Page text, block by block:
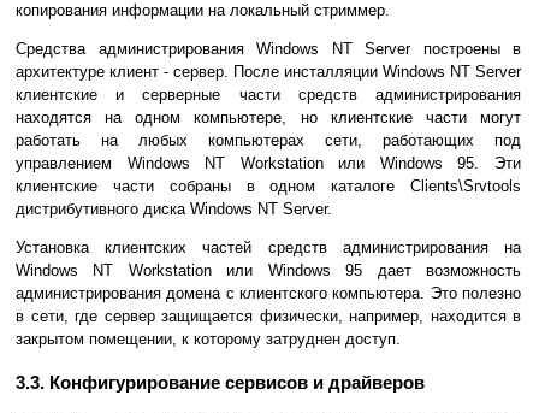
копирования информации на локальный стриммер.
Средства администрирования Windows NT Server построены в
архитектуре клиент - сервер. После инсталляции Windows NT Server
клиентские и серверные части средств администрирования
находятся на одном компьютере, но клиентские части могут
работать на любых компьютерах сети, работающих под
управлением Windows NT Workstation или Windows 95. Эти
клиентские части собраны в одном каталоге Clients\Srvtools
дистрибутивного диска Windows NT Server.
Установка клиентских частей средств администрирования на
Windows NT Workstation или Windows 95 дает возможность
администрирования домена с клиентского компьютера. Это полезно
в сети, где сервер защищается физически, например, находится в
закрытом помещении, к которому затруднен доступ.
3.3. Конфигурирование сервисов и драйверов